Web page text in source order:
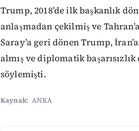
Trump, 2018’de ilk başkanlık
anlaşmadan çekilmiş ve
Saray’a geri dönen Trump,
almış ve diplomatik
söylemişti.
Kaynak: ANKA